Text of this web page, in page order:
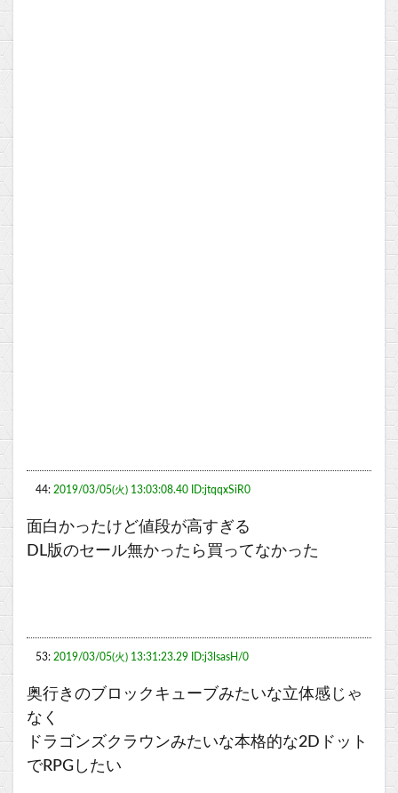
44: 2019/03/05(火) 13:03:08.40 ID:jtqqxSiR0
面白かったけど値段が高すぎる
DL版のセール無かったら買ってなかった
53: 2019/03/05(火) 13:31:23.29 ID:j3lsasH/0
奥行きのブロックキューブみたいな立体感じゃ
なく
ドラゴンズクラウンみたいな本格的な2Dドット
でRPGしたい